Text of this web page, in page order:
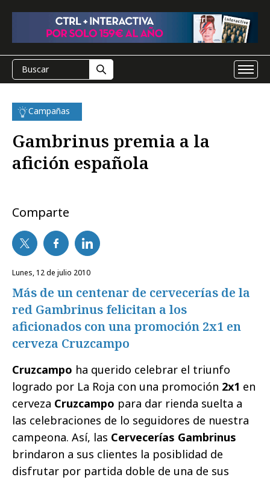
Campañas
Gambrinus premia a la
afición española
Comparte
lunes, 12 de julio 2010
Más de un centenar de cervecerías de la
red Gambrinus felicitan a los
aficionados con una promoción 2x1 en
cerveza Cruzcampo
Cruzcampo ha querido celebrar el triunfo
logrado por La Roja con una promoción 2x1 en
cerveza Cruzcampo para dar rienda suelta a
las celebraciones de lo seguidores de nuestra
campeona. Así, las Cervecerías Gambrinus
brindaron a sus clientes la posiblidad de
disfrutar por partida doble de una de sus